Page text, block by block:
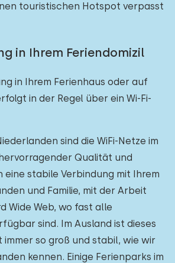
touristischen Hotspot verpasst
in Ihrem Feriendomizil
in Ihrem Ferienhaus oder auf
in der Regel über ein Wi-Fi-
sind die WiFi-Netze im
Qualität und
eine stabile Verbindung mit Ihrem
und Familie, mit der Arbeit
Wide Web, wo fast alle
sind. Im Ausland ist dieses
so groß und stabil, wie wir
kennen. Einige Ferienparks im